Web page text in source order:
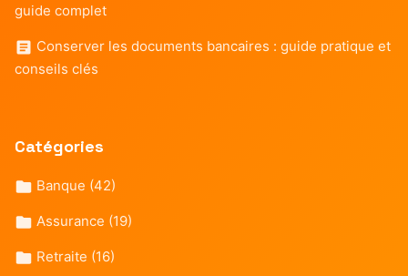
guide complet
Conserver les documents bancaires : guide pratique et
conseils clés
Catégories
Banque (42)
Assurance (19)
Retraite (16)